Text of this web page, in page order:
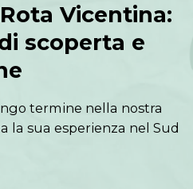
Vicentina:
scoperta e
termine nella nostra
la sua esperienza nel Sud